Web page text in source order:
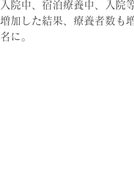
入院中、宿泊療養中、入院
増加した結果、療養者数も増
名に。